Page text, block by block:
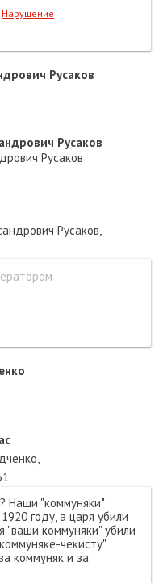
Нарушение
Русаков
Русаков
Русаков
Русаков
Наши "коммуняки"
году, а царя убили
"ваши коммуняки" убили
чекисту"
коммуняк и за